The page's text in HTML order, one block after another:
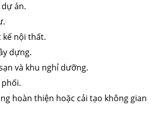
án.
nội thất.
dựng.
và khu nghỉ dưỡng.
hoàn thiện hoặc cải tạo không gian